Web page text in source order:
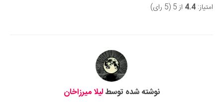
امتیاز: 4.4 از 5 (5 رای)
نوشته شده توسطلیلا میرزاخان